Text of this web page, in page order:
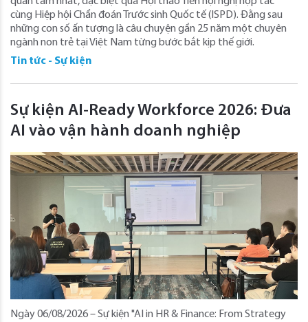
cùng Hiệp hội Chẩn đoán Trước sinh Quốc tế (ISPD). Đằng sau
những con số ấn tượng là câu chuyện gần 25 năm một chuyên
ngành non trẻ tại Việt Nam từng bước bắt kịp thế giới.
Tin tức - Sự kiện
Sự kiện AI-Ready Workforce 2026: Đưa
AI vào vận hành doanh nghiệp
Ngày 06/08/2026 – Sự kiện "AI in HR & Finance: From Strategy